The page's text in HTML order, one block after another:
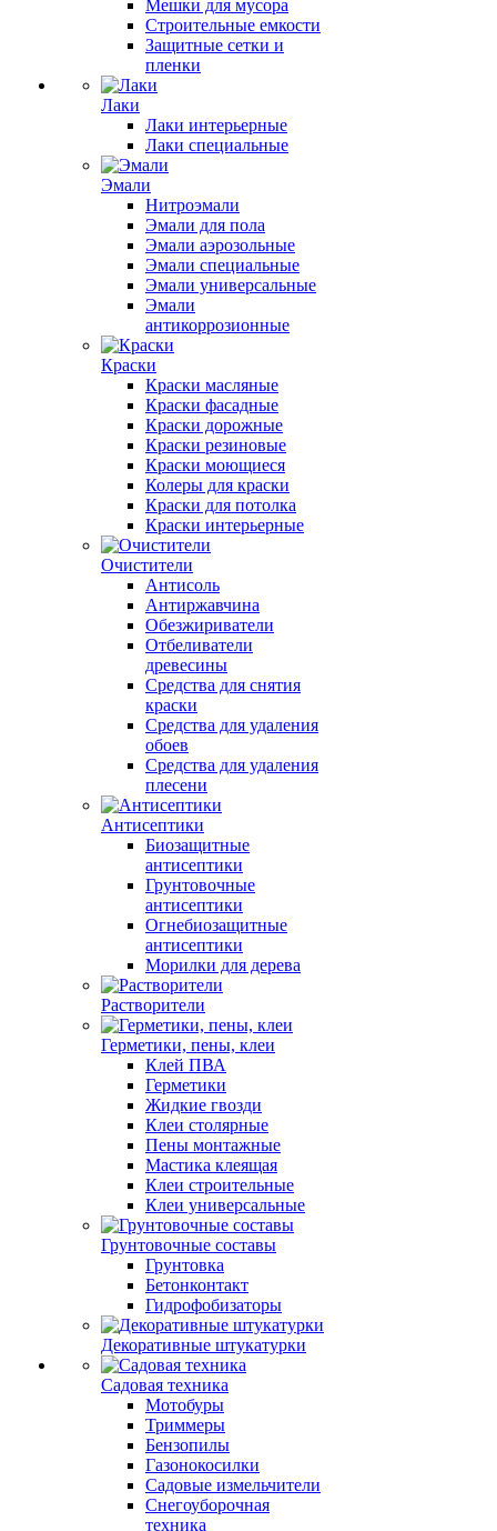
Мешки для мусора
Строительные емкости
Защитные сетки и
пленки
Лаки
Лаки интерьерные
Лаки специальные
Эмали
Нитроэмали
Эмали для пола
Эмали аэрозольные
Эмали специальные
Эмали универсальные
Эмали
антикоррозионные
Краски
Краски масляные
Краски фасадные
Краски дорожные
Краски резиновые
Краски моющиеся
Колеры для краски
Краски для потолка
Краски интерьерные
Очистители
Антисоль
Антиржавчина
Обезжириватели
Отбеливатели
древесины
Средства для снятия
краски
Средства для удаления
обоев
Средства для удаления
плесени
Антисептики
Биозащитные
антисептики
Грунтовочные
антисептики
Огнебиозащитные
антисептики
Морилки для дерева
Растворители
Герметики, пены, клеи
Клей ПВА
Герметики
Жидкие гвозди
Клеи столярные
Пены монтажные
Мастика клеящая
Клеи строительные
Клеи универсальные
Грунтовочные составы
Грунтовка
Бетонконтакт
Гидрофобизаторы
Декоративные штукатурки
Садовая техника
Мотобуры
Триммеры
Бензопилы
Газонокосилки
Садовые измельчители
Снегоуборочная
техника